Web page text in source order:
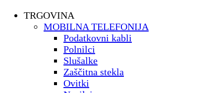
TRGOVINA
MOBILNA TELEFONIJA
Podatkovni kabli
Polnilci
Slušalke
Zaščitna stekla
Ovitki